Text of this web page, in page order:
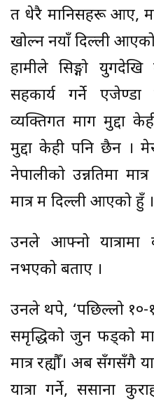
त धेरै मानिसहरू आए,
खोल्न नयाँ दिल्ली
हामीले सिङ्गो
सहकार्य गर्ने
व्यक्तिगत माग मुद्दा
मुद्दा केही पनि छैन ।
नेपालीको उन्नतिमा
मात्र म दिल्ली आएको हुँ
उनले आफ्नो यात्रामा
नभएको बताए ।
उनले थपे, ‘पछिल्लो १०-
समृद्धिको जुन फड्को
मात्र रह्यौँ। अब सँगसँगै
यात्रा गर्ने, ससाना